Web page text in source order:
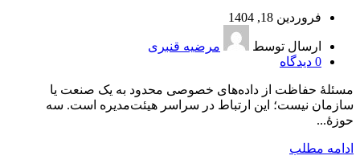
فروردین 18, 1404
ارسال توسط
مرضیه قنبری
0 دیدگاه
مسئلۀ حفاظت از داده‌های خصوصی محدود به یک صنعت یا
سازمان نیست؛ این ارتباط در سراسر هیئت‌مدیره است. سه
حوزۀ...
ادامه مطلب